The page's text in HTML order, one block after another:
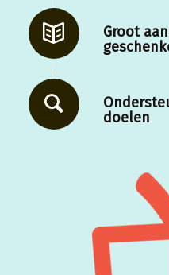
Groot
doelen